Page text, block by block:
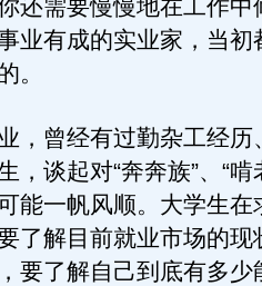
还需要慢慢地在工作中
业有成的实业家，当初
。
曾经有过勤杂工经历
，谈起对“奔奔族”、“啃
能一帆风顺。大学生在
了解目前就业市场的现
要了解自己到底有多少